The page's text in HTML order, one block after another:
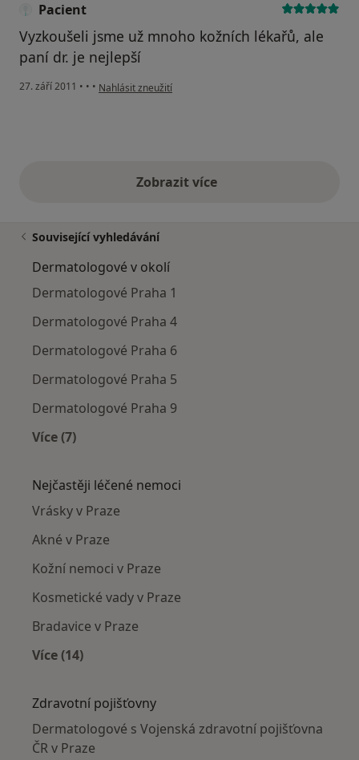
Pacient
Vyzkoušeli jsme už mnoho kožních lékařů, ale
paní dr. je nejlepší
27. září 2011 • • • podle názoru uživatele Pacient
Nahlásit zneužití
Zobrazit vícevýše uvedené názory
Související vyhledávání
Dermatologové v okolí
Dermatologové Praha 1
Dermatologové Praha 4
Dermatologové Praha 6
Dermatologové Praha 5
Dermatologové Praha 9
Více (7)
Nejčastěji léčené nemoci
Vrásky v Praze
Akné v Praze
Kožní nemoci v Praze
Kosmetické vady v Praze
Bradavice v Praze
Více (14)
Zdravotní pojišťovny
Dermatologové s Vojenská zdravotní pojišťovna
ČR v Praze